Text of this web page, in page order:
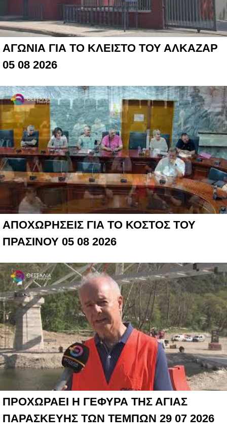
ΑΓΩΝΙΑ ΓΙΑ ΤΟ ΚΛΕΙΣΤΟ ΤΟΥ ΑΛΚΑΖΑΡ
05 08 2026
ΑΠΟΧΩΡΗΣΕΙΣ ΓΙΑ ΤΟ ΚΟΣΤΟΣ ΤΟΥ
ΠΡΑΣΙΝΟΥ 05 08 2026
ΠΡΟΧΩΡΑΕΙ Η ΓΕΦΥΡΑ ΤΗΣ ΑΓΙΑΣ
ΠΑΡΑΣΚΕΥΗΣ ΤΩΝ ΤΕΜΠΩΝ 29 07 2026